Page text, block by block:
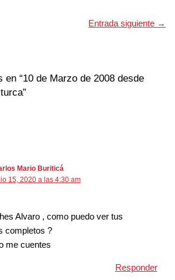
Entrada siguiente →
en “10 de Marzo de 2008 desde
Mario Buriticá
15, 2020 a las 4:30 am
Alvaro , como puedo ver tus
completos ?
me cuentes
Responder